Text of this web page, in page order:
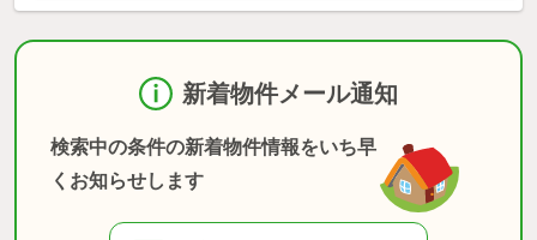
新着物件メール通知
検索中の条件の新着物件情報をいち早
くお知らせします